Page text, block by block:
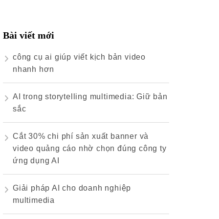
Bài viết mới
công cụ ai giúp viết kịch bản video
nhanh hơn
AI trong storytelling multimedia: Giữ bản
sắc
Cắt 30% chi phí sản xuất banner và
video quảng cáo nhờ chọn đúng công ty
ứng dụng AI
Giải pháp AI cho doanh nghiệp
multimedia